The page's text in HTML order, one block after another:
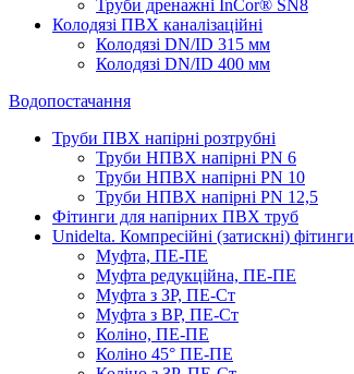
Труби дренажні InCor® SN8
Колодязі ПВХ каналізаційні
Колодязі DN/ID 315 мм
Колодязі DN/ID 400 мм
Водопостачання
Труби ПВХ напірні розтрубні
Труби НПВХ напірні PN 6
Труби НПВХ напірні PN 10
Труби НПВХ напірні PN 12,5
Фітинги для напірних ПВХ труб
Unidelta. Компресійні (затискні) фітинги
Муфта, ПЕ-ПЕ
Муфта редукційна, ПЕ-ПЕ
Муфта з ЗР, ПЕ-Ст
Муфта з ВР, ПЕ-Ст
Коліно, ПЕ-ПЕ
Коліно 45° ПЕ-ПЕ